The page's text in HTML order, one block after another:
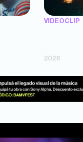
VIDEOCLIP
2026